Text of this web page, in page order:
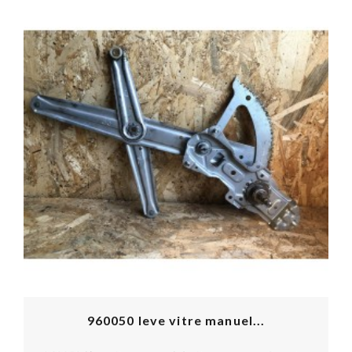
960050 leve vitre manuel...